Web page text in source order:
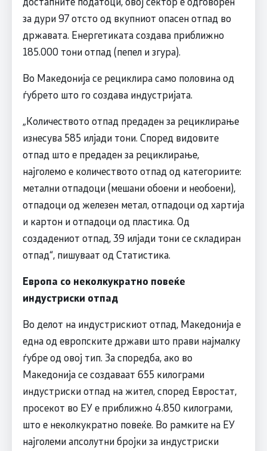
за дури 97 отсто од вкупниот опасен отпад во
државата. Енергетиката создава приближно
185.000 тони отпад (пепел и згура).
Во Македонија се рециклира само половина од
ѓубрето што го создава индустријата.
„Количеството отпад предаден за рециклирање
изнесува 585 илјади тони. Според видовите
отпад што е предаден за рециклирање,
најголемо е количеството отпад од категориите:
метални отпадоци (мешани обоени и необоени),
отпадоци од железен метал, отпадоци од хартија
и картон и отпадоци од пластика. Од
создадениот отпад, 39 илјади тони се складиран
отпад“, пишуваат од Статистика.
Европа со неколкукратно повеќе
индустриски отпад
Во делот на индустрискиот отпад, Македонија е
една од европските држави што прави најмалку
ѓубре од овој тип. За споредба, ако во
Македонија се создаваат 655 килограми
индустриски отпад на жител, според Евростат,
просекот во ЕУ е приближно 4.850 килограми,
што е неколкукратно повеќе. Во рамките на ЕУ
најголеми апсолутни бројки за индустриски